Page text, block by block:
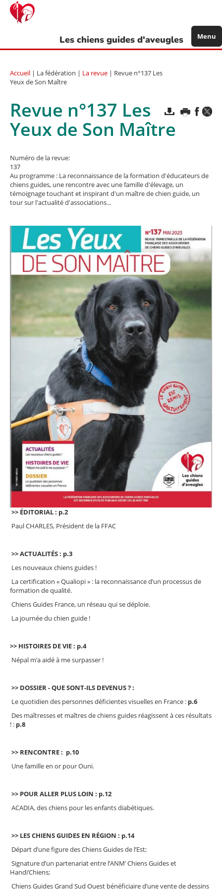
Aller
contenu
Les chiens guides d'aveugles Menu
Accueil | La fédération | La revue | Revue n°137 Les
Yeux de Son Maître
Revue n°137 Les
Yeux de Son Maître
Numéro de la revue:
137
Au programme : La reconnaissance de la formation d'éducateurs de
chiens guides, une rencontre avec une famille d'élevage, un
témoignage touchant et inspirant d'un maître de chien guide, un
tour sur l'actualité d'associations...
>> ÉDITORIAL : p.2
Paul CHARLES, Président de la FFAC
>> ACTUALITÉS : p.3
Les nouveaux chiens guides !
La certification « Qualiopi » : la reconnaissance d’un processus de
formation de qualité.
Chiens Guides France, un réseau qui se déploie.
La journée du chien guide !
>> HISTOIRES DE VIE : p.4
Népal m’a aidé à me surpasser !
>> DOSSIER - QUE SONT-ILS DEVENUS ? :
Le quotidien des personnes déficientes visuelles en France : p.6
Des maîtresses et maîtres de chiens guides réagissent à ces résultats
! : p.8
>> RENCONTRE : p.10
Une famille en or pour Ouni.
>> POUR ALLER PLUS LOIN : p.12
ACADIA, des chiens pour les enfants diabétiques.
>> LES CHIENS GUIDES EN RÉGION : p.14
Départ d’une figure des Chiens Guides de l’Est;
Signature d’un partenariat entre l’ANM’ Chiens Guides et
Handi’Chiens;
Chiens Guides Grand Sud Ouest bénéficiaire d’une vente de dessins